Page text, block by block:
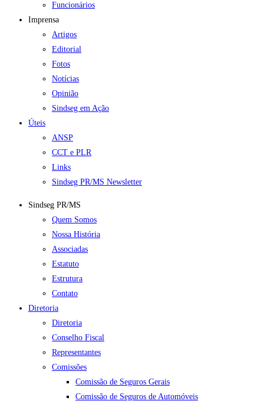
Funcionários
Imprensa
Artigos
Editorial
Fotos
Notícias
Opinião
Sindseg em Ação
Úteis
ANSP
CCT e PLR
Links
Sindseg PR/MS Newsletter
Sindseg PR/MS
Quem Somos
Nossa História
Associadas
Estatuto
Estrutura
Contato
Diretoria
Diretoria
Conselho Fiscal
Representantes
Comissões
Comissão de Seguros Gerais
Comissão de Seguros de Automóveis